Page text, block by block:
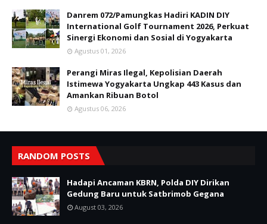
Danrem 072/Pamungkas Hadiri KADIN DIY
International Golf Tournament 2026, Perkuat
Sinergi Ekonomi dan Sosial di Yogyakarta
Agustus 01, 2026
Perangi Miras Ilegal, Kepolisian Daerah
Istimewa Yogyakarta Ungkap 443 Kasus dan
Amankan Ribuan Botol
Agustus 06, 2026
RANDOM POSTS
Hadapi Ancaman KBRN, Polda DIY Dirikan
Gedung Baru untuk Satbrimob Gegana
August 03, 2026